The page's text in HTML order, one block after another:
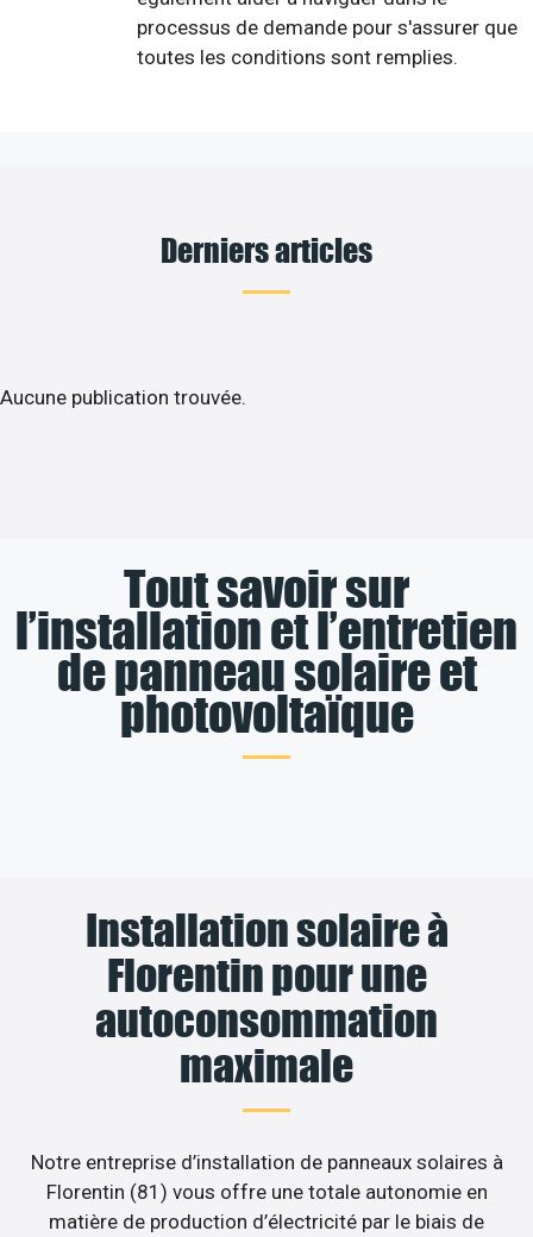
processus de demande pour s'assurer que
toutes les conditions sont remplies.
Derniers articles
Aucune publication trouvée.
Tout savoir sur
l’installation et l’entretien
de panneau solaire et
photovoltaïque
Installation solaire à
Florentin pour une
autoconsommation
maximale
Notre entreprise d’installation de panneaux solaires à
Florentin (81) vous offre une totale autonomie en
matière de production d’électricité par le biais de